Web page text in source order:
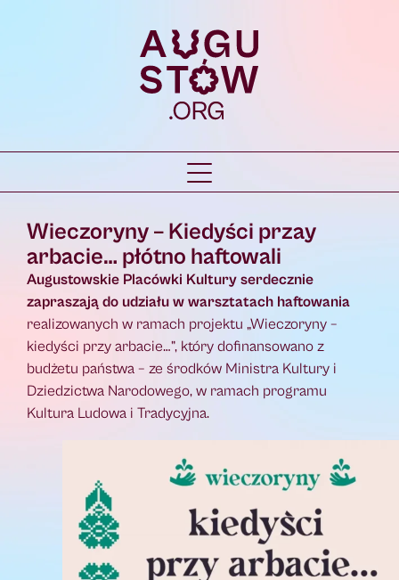
Wieczoryny – Kiedyści przay
arbacie… płótno haftowali
Augustowskie Placówki Kultury serdecznie
zapraszają do udziału w warsztatach haftowania
realizowanych w ramach projektu „Wieczoryny –
kiedyści przy arbacie…”, który dofinansowano z
budżetu państwa – ze środków Ministra Kultury i
Dziedzictwa Narodowego, w ramach programu
Kultura Ludowa i Tradycyjna.